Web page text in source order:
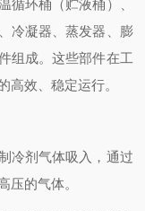
循环桶（贮液桶）、
冷凝器、蒸发器、膨
组成。这些部件在工
高效、稳定运行。
冷剂气体吸入，通过
压的气体。